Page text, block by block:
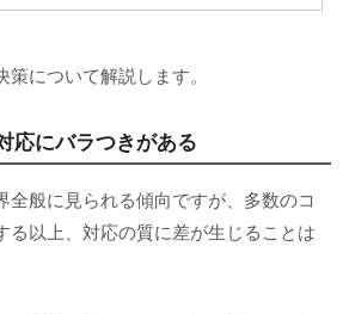
について解説します。
応にバラつきがある
全般に見られる傾向ですが、多数のコ
る以上、対応の質に差が生じることは